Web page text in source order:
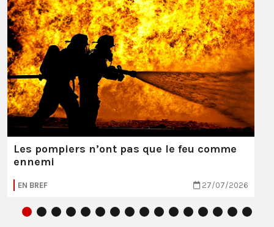
Les pompiers n’ont pas que le feu comme
ennemi
EN BREF 27/07/2026